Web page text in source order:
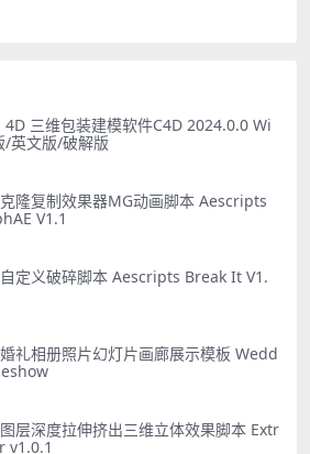
三维包装建模软件C4D 2024.0.0 Wi
/英文版/破解版
隆复制效果器MG动画脚本 Aescripts
V1.1
定义破碎脚本 Aescripts Break It V1.
礼相册照片幻灯片画廊展示模板 Wedd
层深度拉伸挤出三维立体效果脚本 Extr
v1.0.1